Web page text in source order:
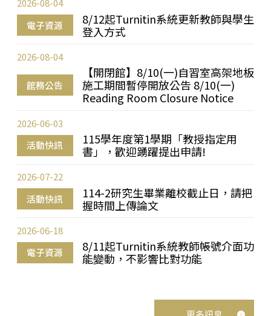
電子資源
8/12起Turnitin系統更新教師與學生
登入方式
2026-08-04
館務公告
【開閉館】8/10(一)自習室高架地板
施工期間暫停開放公告 8/10(一)
Reading Room Closure Notice
2026-08-04
活動快訊
115學年度第1學期「教授指定用
書」，歡迎踴躍提出申請!
2026-06-03
活動快訊
114-2研究生畢業離校截止日，請把
握時間上傳論文
2026-07-22
電子資源
8/11起Turnitin系統教師帳號介面功
能變動，不影響比對功能
2026-06-18